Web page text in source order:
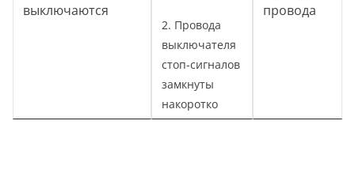
выключаются
2. Провода
выключателя
стоп-сигналов
замкнуты
накоротко
провода